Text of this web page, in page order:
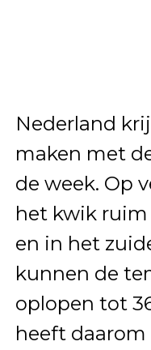
Nederland
maken met
de week. Op
het kwik ruim
en in het
kunnen de
oplopen tot
heeft daarom